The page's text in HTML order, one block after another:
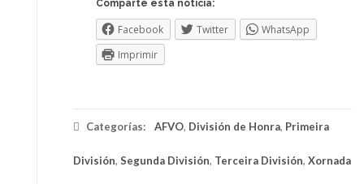
Comparte esta noticia:
Facebook Twitter
WhatsApp
Imprimir
Categorías: AFVO, División de Honra, Primeira
División, Segunda División, Terceira División, Xornada